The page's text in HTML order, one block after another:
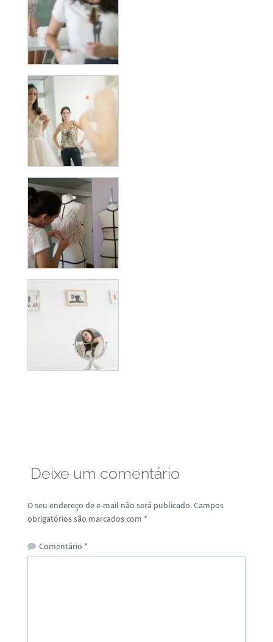
Deixe um comentário
O seu endereço de e-mail não será publicado.Campos
obrigatórios são marcados com *
Comentário *